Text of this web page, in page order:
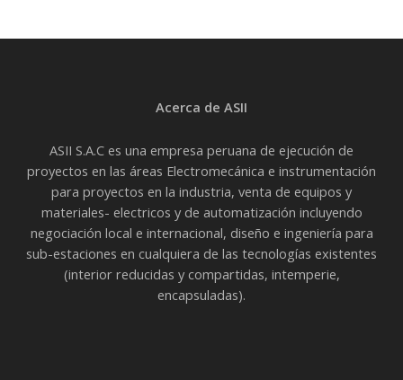
Acerca de ASII
ASII S.A.C es una empresa peruana de ejecución de
proyectos en las áreas Electromecánica e instrumentación
para proyectos en la industria, venta de equipos y
materiales- electricos y de automatización incluyendo
negociación local e internacional, diseño e ingeniería para
sub-estaciones en cualquiera de las tecnologías existentes
(interior reducidas y compartidas, intemperie,
encapsuladas).